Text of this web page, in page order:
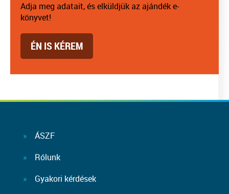
Adja meg adatait, és elküldjük az ajándék e-
könyvet!
ÉN IS KÉREM
ÁSZF
Rólunk
Gyakori kérdések